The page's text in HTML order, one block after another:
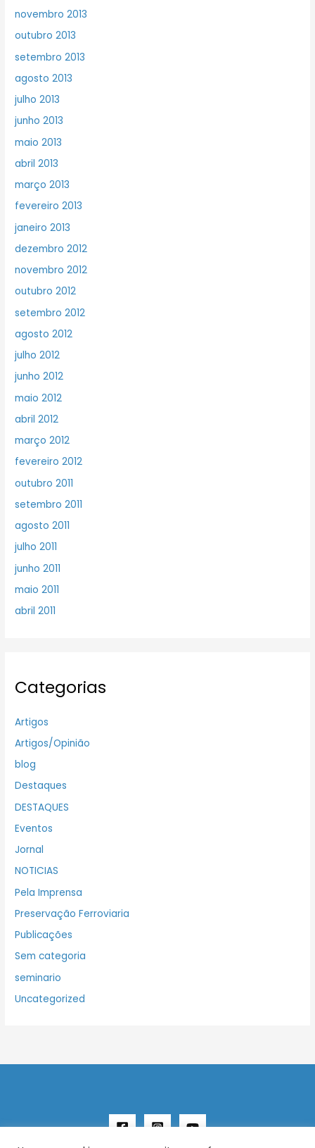
novembro 2013
outubro 2013
setembro 2013
agosto 2013
julho 2013
junho 2013
maio 2013
abril 2013
março 2013
fevereiro 2013
janeiro 2013
dezembro 2012
novembro 2012
outubro 2012
setembro 2012
agosto 2012
julho 2012
junho 2012
maio 2012
abril 2012
março 2012
fevereiro 2012
outubro 2011
setembro 2011
agosto 2011
julho 2011
junho 2011
maio 2011
abril 2011
Categorias
Artigos
Artigos/Opinião
blog
Destaques
DESTAQUES
Eventos
Jornal
NOTICIAS
Pela Imprensa
Preservação Ferroviaria
Publicações
Sem categoria
seminario
Uncategorized